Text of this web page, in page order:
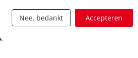
aanvraag rechten ivm privacy
Nee, bedankt Accepteren